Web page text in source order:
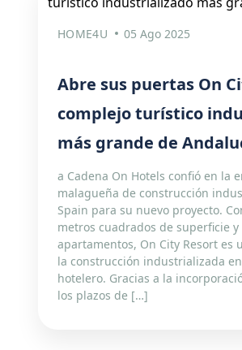
HOME4U 05 Ago 2025
Abre sus puertas On
complejo turístico
más grande de
a Cadena On Hotels confió en la
malagueña de construcción
Spain para su nuevo proyecto.
metros cuadrados de superficie y
apartamentos, On City Resort es
la construcción industrializada
hotelero. Gracias a la
los plazos de […]